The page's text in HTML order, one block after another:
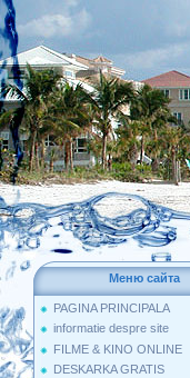
Меню сайта
PAGINA PRINCIPALA
informatie despre site
FILME & KINO ONLINE
DESKARKA GRATIS